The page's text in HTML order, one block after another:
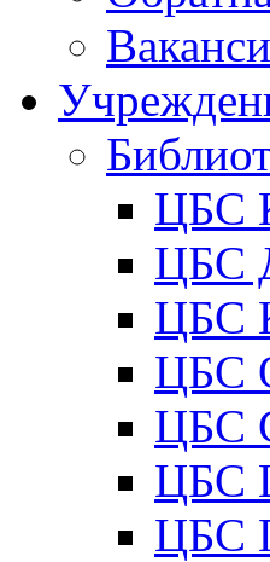
ЦБС
ЦБС
ЦБС
ЦБС
ЦБС
ЦБС
ЦБС